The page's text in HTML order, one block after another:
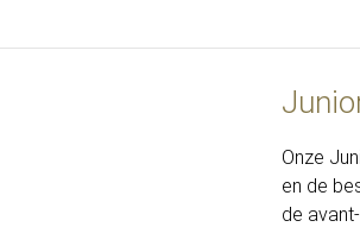
Onze
en de
de